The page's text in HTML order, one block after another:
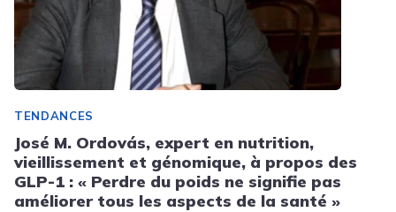
TENDANCES
José M. Ordovás, expert en nutrition,
vieillissement et génomique, à propos des
GLP-1 : « Perdre du poids ne signifie pas
améliorer tous les aspects de la santé »